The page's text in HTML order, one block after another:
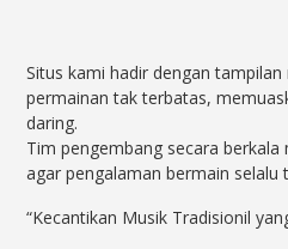
Situs kami hadir dengan
permainan tak terbatas,
daring.
Tim pengembang secara
agar pengalaman bermain selalu
“Kecantikan Musik Tradisionil